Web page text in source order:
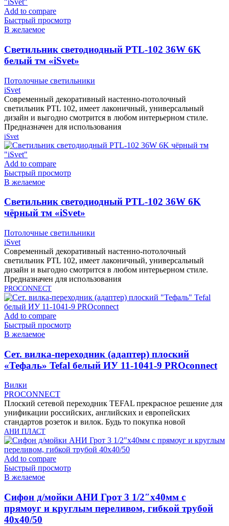
Add to compare
Быстрый просмотр
В желаемое
Cветильник светодиодный PTL-102 36W 6K
белый тм «iSvet»
Потолочные светильники
iSvet
Современный декоративный настенно-потолочный
светильник PTL 102, имеет лаконичный, универсальный
дизайн и выгодно смотрится в любом интерьерном стиле.
Предназначен для использования
iSvet
Add to compare
Быстрый просмотр
В желаемое
Cветильник светодиодный PTL-102 36W 6K
чёрный тм «iSvet»
Потолочные светильники
iSvet
Современный декоративный настенно-потолочный
светильник PTL 102, имеет лаконичный, универсальный
дизайн и выгодно смотрится в любом интерьерном стиле.
Предназначен для использования
PROCONNECT
Add to compare
Быстрый просмотр
В желаемое
Cет. вилка-переходник (адаптер) плоский
«Тефаль» Tefal белый ИУ 11-1041-9 PROconnect
Вилки
PROCONNECT
Плоский сетевой переходник TEFAL прекрасное решение для
унификации российских, английских и европейских
стандартов розеток и вилок. Будь то покупка новой
АНИ ПЛАСТ
Add to compare
Быстрый просмотр
В желаемое
Cифон д/мойки АНИ Грот 3 1/2″х40мм с
прямоуг и круглым переливом, гибкой трубой
40х40/50